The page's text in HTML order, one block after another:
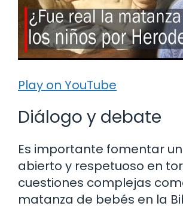
Play on YouTube
Diálogo y debate
Es importante fomentar
abierto y respetuoso en
cuestiones complejas
matanza de bebés en la